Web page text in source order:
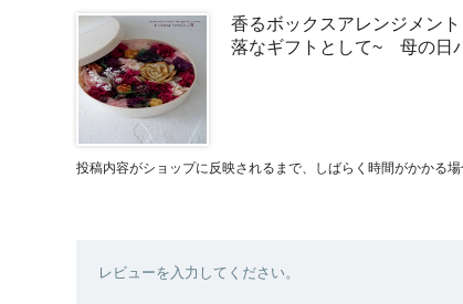
香るボックスアレンジメン
落なギフトとして~ 母の日
投稿内容がショップに反映されるまで、しばらく時間がかかる場
レビューを入力してください。